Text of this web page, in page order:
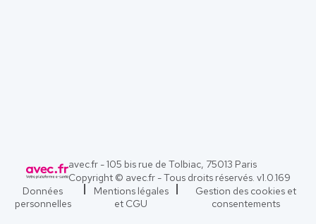
avec.fr - 105 bis rue de Tolbiac, 75013 Paris
Copyright © avec.fr - Tous droits réservés. v1.0.169
Données
personnelles
Mentions légales
et CGU
Gestion des cookies et
consentements